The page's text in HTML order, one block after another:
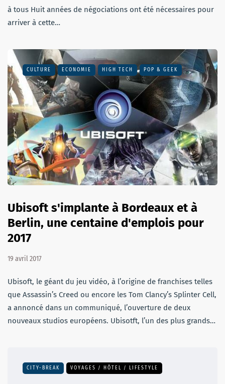
à tous Huit années de négociations ont été nécessaires pour
arriver à cette…
CULTURE ECONOMIE HIGH TECH POP & GEEK
Ubisoft s'implante à Bordeaux et à
Berlin, une centaine d'emplois pour
2017
19 avril 2017
Ubisoft, le géant du jeu vidéo, à l’origine de franchises telles
que Assassin’s Creed ou encore les Tom Clancy’s Splinter Cell,
a annoncé dans un communiqué, l’ouverture de deux
nouveaux studios européens. Ubisotft, l’un des plus grands…
CITY-BREAK VOYAGES / HÔTEL / LIFESTYLE